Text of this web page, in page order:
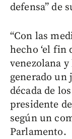
defensa” de
“Con las
hecho ‘el fin
venezolana y
generado un
década de
presidente
según un
Parlamento.